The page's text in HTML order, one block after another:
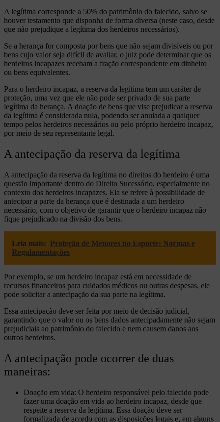
A legítima corresponde a 50% do patrimônio do falecido, salvo se
houver testamento que disponha de forma diversa (neste caso, desde
que não prejudique a legítima dos herdeiros necessários).
Se a herança for composta por bens que não sejam divisíveis ou por
bens cujo valor seja difícil de avaliar, o juiz pode determinar que os
herdeiros incapazes recebam a fração correspondente em dinheiro
ou bens equivalentes.
Para o herdeiro incapaz, a reserva da legítima tem um caráter de
proteção, uma vez que ele não pode ser privado de sua parte
legítima da herança. A doação de bens que vise prejudicar a reserva
da legítima é considerada nula, podendo ser anulada a qualquer
tempo pelos herdeiros necessários ou pelo próprio herdeiro incapaz,
por meio de seu representante legal.
A antecipação da reserva da legítima
A antecipação da reserva da legítima no direitos do herdeiro é uma
questão importante dentro do Direito Sucessório, especialmente no
contexto dos herdeiros incapazes. Ela se refere à possibilidade de
antecipar a parte da herança que é destinada a um herdeiro
necessário, com o objetivo de garantir que o herdeiro incapaz não
fique prejudicado na divisão dos bens.
Leia mais: Proteção de Menores no Esporte: Normas e
Regulamentações
Por exemplo, se um herdeiro incapaz está em necessidade de
recursos financeiros para cuidados médicos ou outras despesas, ele
pode solicitar a antecipação da sua parte na legítima.
Essa antecipação deve ser feita por meio de decisão judicial,
garantindo que o valor ou os bens dados antecipadamente não sejam
prejudiciais ao patrimônio do falecido e nem causem danos aos
outros herdeiros.
A antecipação pode ocorrer de duas
maneiras:
Doação em vida: O herdeiro responsável pelo falecido pode
fazer uma doação em vida ao herdeiro incapaz, desde que
respeite a reserva da legítima. Essa doação deve ser
formalizada de acordo com as disposições legais e, em alguns